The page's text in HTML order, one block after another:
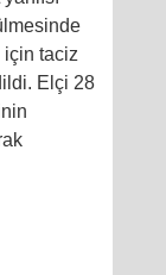
için taciz
Elçi 28